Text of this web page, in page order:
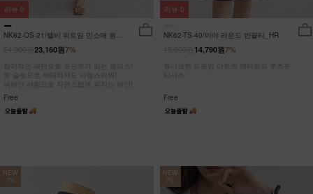
NK62-OS-21/벨비 뒤트임 민소매 원피
7%
23,160원
감각적인 패턴으로 포인트가 되는 원피스!
뒷 슬릿으로 뒤태마저도 사랑스러워!
넥라인 셔링으로 자연스럽게 퍼지는 라인!
Free
리뷰 0
NK62-TS-40/미야 라운드 반팔티_HR
7%
14,790원
유니크한 드로잉 아트와 레터링의 루즈핏
티셔츠
Free
리뷰 0
NEW
7%
NEW
7%